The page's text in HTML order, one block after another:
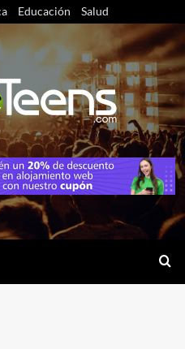
Educación Salud